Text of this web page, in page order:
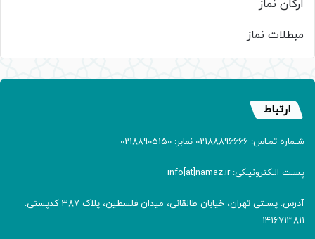
ارکان نماز
مبطلات نماز
ارتباط
شـماره تمـاس: 02188896666 نمابر: 02188905150
پسـت الـکترونیـکی: info[at]namaz.ir
آدرس: پسـتی تهران، خیابان طالقانی، میدان فلسطین، پلاک 387 کدپستی:
۱۴۱۶۷۱۳۸۱۱